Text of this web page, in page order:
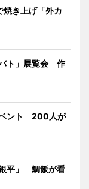
き上げ「外カ
ト」展覧会 作
ベント 200人が
平」 鯛飯が看